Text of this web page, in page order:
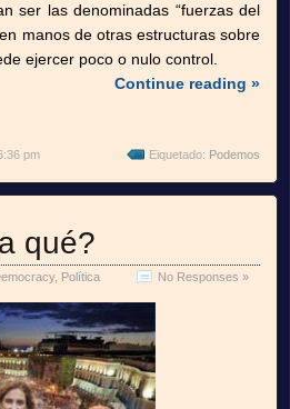
ser las denominadas “fuerzas del
manos de otras estructuras sobre
ejercer poco o nulo control.
Continue reading »
pm Eiquetado: Podemos
qué?
, Política No Responses »